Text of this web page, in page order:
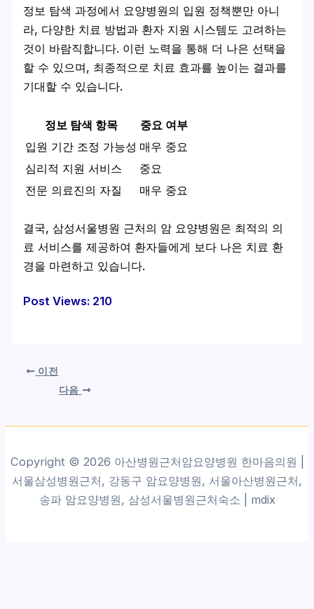
정보 탐색 과정에서 요양병원의 입원 정책뿐만 아니
라, 다양한 치료 방법과 환자 지원 시스템도 고려하는
것이 바람직합니다. 이런 노력을 통해 더 나은 선택을
할 수 있으며, 최종적으로 치료 효과를 높이는 결과를
기대할 수 있습니다.
정보 탐색 항목
중요 여부
입원 기간 조정 가능성 매우 중요
심리적 지원 서비스
중요
전문 의료진의 자질
매우 중요
결국, 삼성서울병원 근처의 암 요양병원은 최적의 의
료 서비스를 제공하여 환자들에게 보다 나은 치료 환
경을 마련하고 있습니다.
Post Views: 210
이전
다음
Copyright © 2026 아산병원근처암요양병원 한마음의원 |
서울삼성병원근처, 강동구 암요양병원, 서울아산병원근처,
송파 암요양병원, 삼성서울병원근처숙소 | mdix